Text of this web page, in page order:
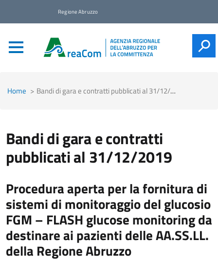
Regione Abruzzo
Home Bandi di gara e contratti pubblicati al 31/12/2019
Bandi di gara e contratti
pubblicati al 31/12/2019
Procedura aperta per la fornitura di
sistemi di monitoraggio del glucosio
FGM – FLASH glucose monitoring da
destinare ai pazienti delle AA.SS.LL.
della Regione Abruzzo